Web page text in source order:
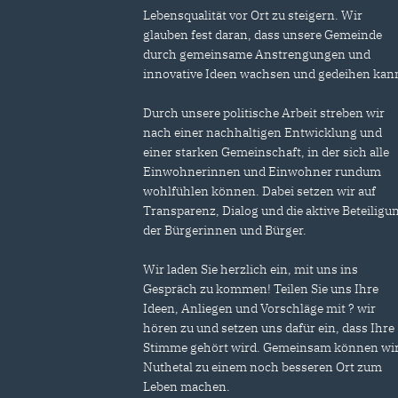
Lebensqualität vor Ort zu steigern. Wir
glauben fest daran, dass unsere Gemeinde
durch gemeinsame Anstrengungen und
innovative Ideen wachsen und gedeihen
Durch unsere politische Arbeit streben wir
nach einer nachhaltigen Entwicklung und
einer starken Gemeinschaft, in der sich alle
Einwohnerinnen und Einwohner rundum
wohlfühlen können. Dabei setzen wir auf
Transparenz, Dialog und die aktive
der Bürgerinnen und Bürger.
Wir laden Sie herzlich ein, mit uns ins
Gespräch zu kommen! Teilen Sie uns Ihre
Ideen, Anliegen und Vorschläge mit ? wir
hören zu und setzen uns dafür ein, dass Ihre
Stimme gehört wird. Gemeinsam können
Nuthetal zu einem noch besseren Ort zum
Leben machen.